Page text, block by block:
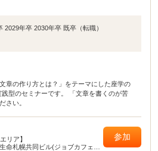
2029年卒 2030年卒 既卒（転職）
章の作り方とは？」をテーマにした座学の
型のセミナーです。 「文章を書くのが苦
さい。
リア】
命札幌共同ビル(ジョブカフェ北
参加